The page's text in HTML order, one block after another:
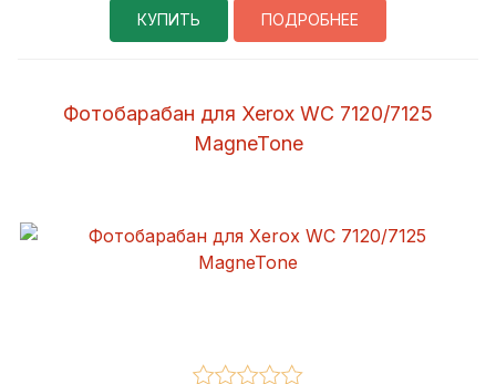
КУПИТЬ ПОДРОБНЕЕ
Фотобарабан для Xerox WC 7120/7125
MagneTone